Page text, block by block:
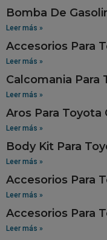
Bomba De
Leer más »
Accesorios Para
Leer más »
Calcomania Para
Leer más »
Aros Para Toyota
Leer más »
Body Kit Para
Leer más »
Accesorios Para
Leer más »
Accesorios Para
Leer más »